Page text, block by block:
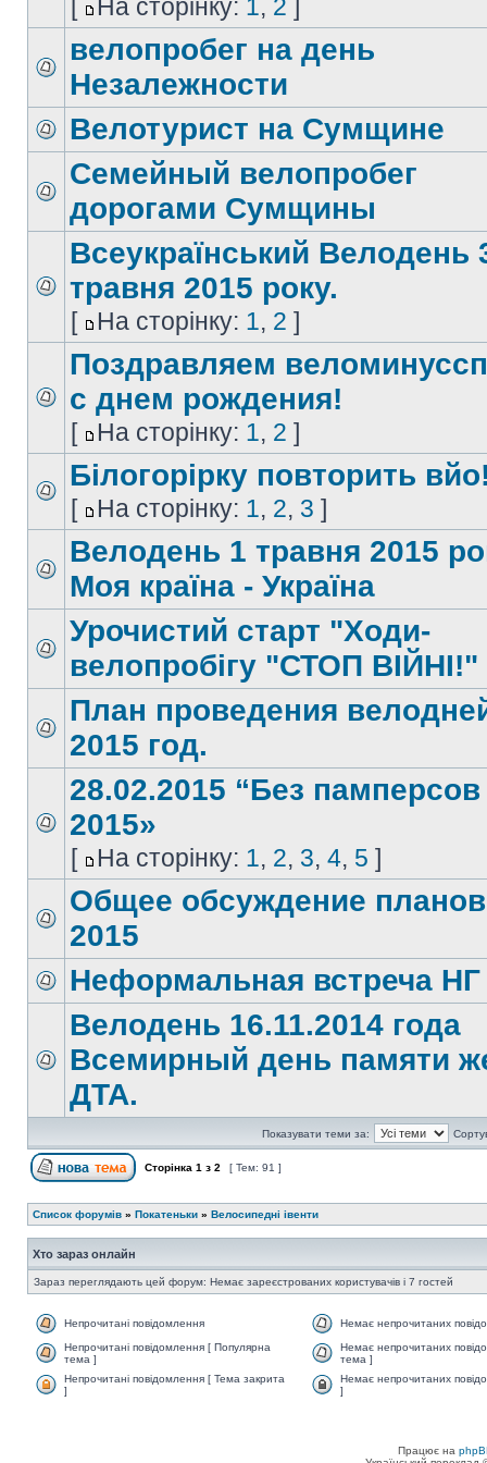
На сторінку: 1, 2
велопробег на день
Незалежности
Велотурист на Сумщине
Семейный велопробег
дорогами Сумщины
Всеукраїнський Велодень
травня 2015 року.
[ На сторінку: 1, 2 ]
Поздравляем
с днем рождения!
[ На сторінку: 1, 2 ]
Білогорірку повторить
[ На сторінку: 1, 2, 3 ]
Велодень 1 травня 2015
Моя країна - Україна
Урочистий старт "Ходи-
велопробігу "СТОП ВІЙНІ!"
План проведения
2015 год.
28.02.2015 “Без
2015»
[ На сторінку: 1, 2, 3, 4, 5 ]
Общее обсуждение
2015
Неформальная встреча НГ
Велодень 16.11.2014 года
Всемирный день памяти
ДТА.
Показувати теми за:
Сторінка 1 з 2 [ Тем: 91 ]
Список форумів » Покатеньки » Велосипедні івенти
Хто зараз онлайн
Зараз переглядають цей форум: Немає зареєстрованих користувачів і 7 гостей
Непрочитані повідомлення
Немає непрочитаних
Непрочитані повідомлення [ Популярна
тема ]
Немає непрочитаних
тема ]
Непрочитані повідомлення [ Тема закрита
]
Немає непрочитаних
]
Працює на